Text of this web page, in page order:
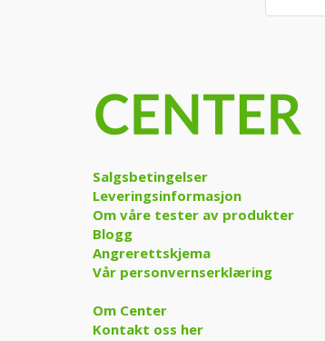
Salgsbetingelser
Leveringsinformasjon
Om våre tester av produkter
Blogg
Angrerettskjema
Vår personvernserklæring
Om Center
Kontakt oss her